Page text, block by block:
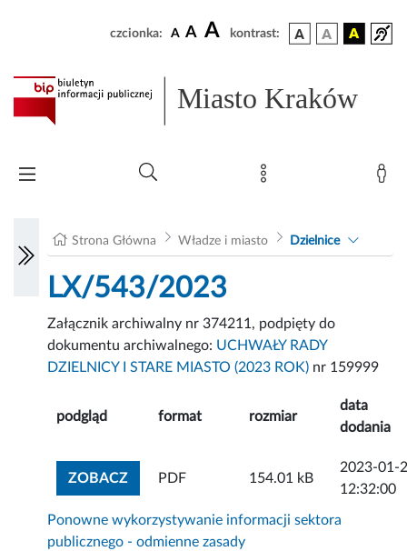
czcionka: A A A kontrast:
Miasto Kraków
Strona Główna Władze i miasto Dzielnice
LX/543/2023
Załącznik archiwalny nr 374211, podpięty do
dokumentu archiwalnego: UCHWAŁY RADY
DZIELNICY I STARE MIASTO (2023 ROK) nr 159999
podgląd format rozmiar
data
dodania
ZOBACZZOBACZ ZAŁĄCZNIK
PDF 154.01 kB
2023-01-
12:32:00
Ponowne wykorzystywanie informacji sektora
publicznego - odmienne zasady